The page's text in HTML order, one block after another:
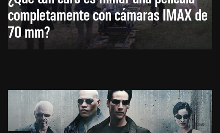
completamente con cámaras IMAX de
70 mm?